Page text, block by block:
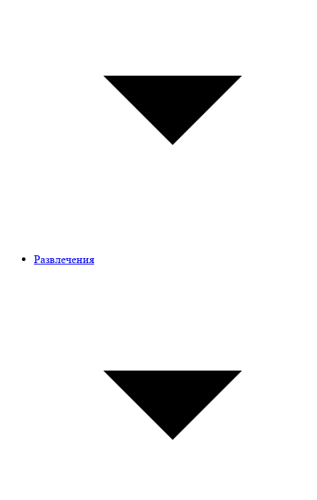
Развлечения